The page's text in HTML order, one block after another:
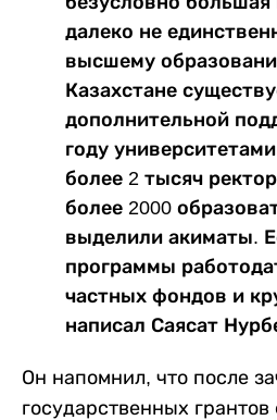
далеко не
высшему
Казахстане
дополнительной
году
более 2 тысяч
более 2000
выделили акиматы.
программы
частных фондов и
написал Саясат
Он напомнил, что после
государственных